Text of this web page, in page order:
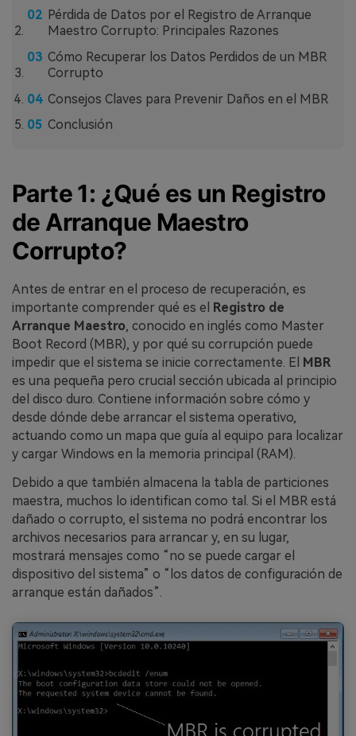
Pérdida de Datos por el Registro de Arranque
Maestro Corrupto: Principales Razones
Cómo Recuperar los Datos Perdidos de un MBR
Corrupto
Consejos Claves para Prevenir Daños en el MBR
Conclusión
Parte 1: ¿Qué es un Registro
de Arranque Maestro
Corrupto?
Antes de entrar en el proceso de recuperación, es
importante comprender qué es el
Registro de
Arranque Maestro, conocido en inglés como Master
Boot Record (MBR), y por qué su corrupción puede
impedir que el sistema se inicie correctamente. El
MBR
es una pequeña pero crucial sección ubicada al principio
del disco duro. Contiene información sobre cómo y
desde dónde debe arrancar el sistema operativo,
actuando como un mapa que guía al equipo para localizar
y cargar Windows en la memoria principal (RAM).
Debido a que también almacena la tabla de particiones
maestra, muchos lo identifican como tal. Si el MBR está
dañado o corrupto, el sistema no podrá encontrar los
archivos necesarios para arrancar y, en su lugar,
mostrará mensajes como “no se puede cargar el
dispositivo del sistema” o “los datos de configuración de
arranque están dañados”.